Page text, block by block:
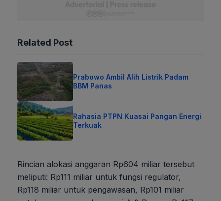
Related Post
Prabowo Ambil Alih Listrik Padam
BBM Panas
Rahasia PTPN Kuasai Pangan Energi
Terkuak
Rincian alokasi anggaran Rp604 miliar tersebut
meliputi: Rp111 miliar untuk fungsi regulator,
Rp118 miliar untuk pengawasan, Rp101 miliar